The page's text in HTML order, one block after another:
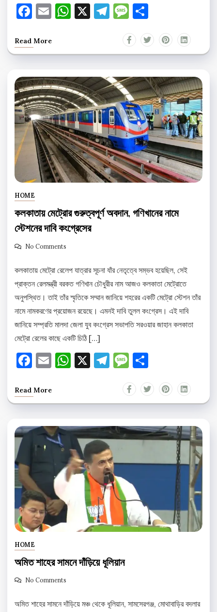
Facebook
EmailWhatsApp
X Telegram
Message
Read More
HOME
কলকাতায় মেট্রোর গুরুত্বপূর্ণ অবদান, গণিখানের নামে
স্টেশনের দাবি কংগ্রেসের
No Comments
কলকাতায় মেট্রো রেলেপ যাত্রার সূচনা যাঁর নেতৃত্বে সম্ভব হয়েছিল, সেই
প্রাক্তন রেলমন্ত্রী বরকত গণিখান চৌধুরীর নাম আজও কলকাতা মেট্রোতে
অনুপস্থিত। তাই তাঁর স্মৃতিকে সম্মান জানিয়ে শহরের একটি মেট্রো স্টেশন তাঁর
নামে নামকরণের প্রয়োজন রয়েছে। এমনই দাবি তুলল কংগ্রেস। এই দাবি
জানিয়ে সম্প্রতি মালদা জেলা যুব কংগ্রেস সভাপতি সরওয়ার জাহান কলকাতা
মেট্রো রেলের কাছে একটি চিঠি […]
Facebook
EmailWhatsApp
X Telegram
Message
Read More
HOME
অমিত শাহের সামনে দাঁড়িয়ে ধূলিয়ান
No Comments
অমিত শাহের সামনে দাঁড়িয়ে মঞ্চ থেকে ধূলিয়ান, সামসেরগঞ্জ, মোথাবাড়ির বদলার